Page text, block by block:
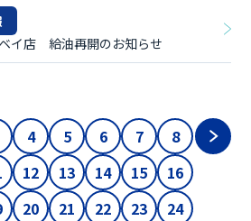
ベイ店 給油再開のお知らせ
4 5 6 7
8
12 13 14 15
16
20 21 22 23
24